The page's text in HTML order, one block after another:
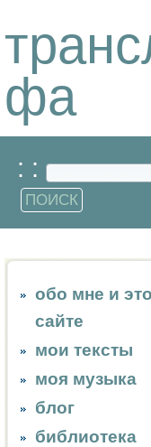
фа
: :
обо мне и
сайте
мои тексты
моя музыка
блог
библиотека